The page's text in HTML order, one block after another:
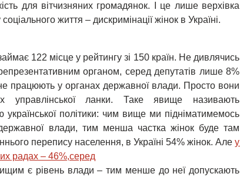
для вітчизняних громадянок. І це лише верхівка
життя – дискримінації жінок в Україні.
122 місце у рейтингу зі 150 країн. Не дивлячись
органом, серед депутатів лише 8%
працюють у органах державної влади. Просто вони
управлінської ланки. Таке явище називають
політики: чим вище ми підніматимемось
влади, тим менша частка жінок буде там
перепису населення, в Україні 54% жінок. Але у
радах – 46%,серед
є рівень влади – тим менше до неї допускають